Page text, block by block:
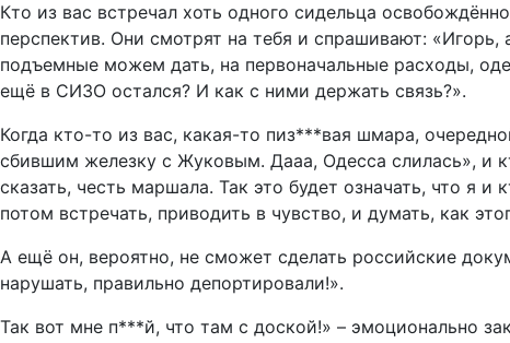
Кто из вас встречал хоть одного сидельца
перспектив. Они смотрят на тебя и спрашивают:
подъемные можем дать, на первоначальные расходы,
ещё в СИЗО остался? И как с ними держать связь?».
Когда кто-то из вас, какая-то пиз***вая шмара,
сбившим железку с Жуковым. Дааа, Одесса слилась», и
сказать, честь маршала. Так это будет означать, что я
потом встречать, приводить в чувство, и думать, как
А ещё он, вероятно, не сможет сделать российские
нарушать, правильно депортировали!».
Так вот мне п***й, что там с доской!» – эмоционально